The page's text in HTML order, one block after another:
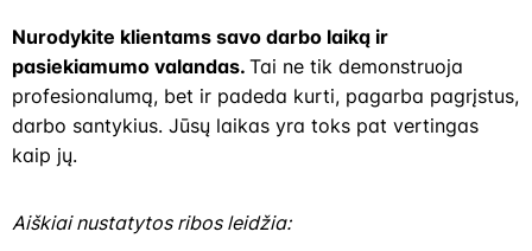
Nurodykite klientams savo darbo laiką ir
pasiekiamumo valandas. Tai ne tik demonstruoja
profesionalumą, bet ir padeda kurti, pagarba pagrįstus,
darbo santykius. Jūsų laikas yra toks pat vertingas
kaip jų.
Aiškiai nustatytos ribos leidžia: